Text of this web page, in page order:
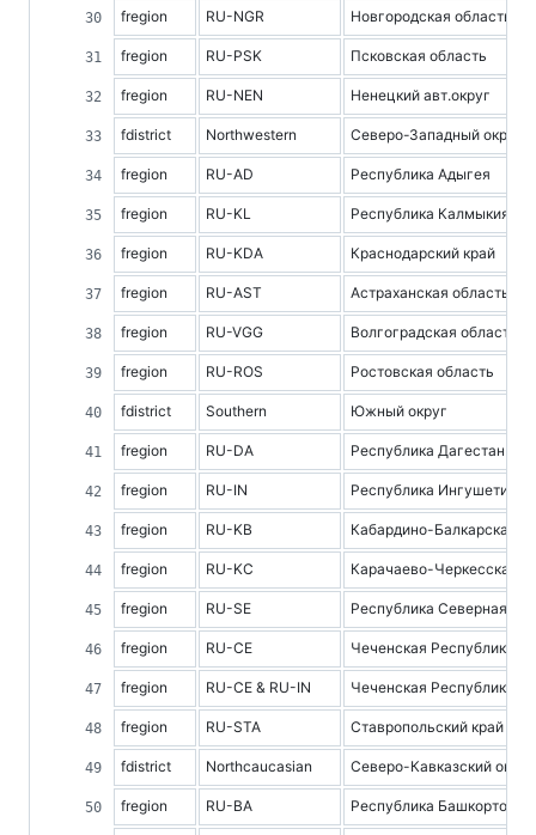
fregion RU-NGR Новгородская область
fregion RU-PSK Псковская область
fregion RU-NEN Ненецкий авт.округ
fdistrict Northwestern Северо-Западный округ
fregion RU-AD Республика Адыгея
fregion RU-KL Республика Калмыкия
fregion RU-KDA Краснодарский край
fregion RU-AST Астраханская область
fregion RU-VGG Волгоградская область
fregion RU-ROS Ростовская область
fdistrict Southern Южный округ
fregion RU-DA Республика Дагестан
fregion RU-IN Республика Ингушетия
fregion RU-KB Кабардино-Балкарская
fregion RU-KC Карачаево-Черкесская
fregion RU-SE Республика Северная
fregion RU-CE Чеченская Республика
fregion RU-CE & RU-IN Чеченская Республика и
fregion RU-STA Ставропольский край
fdistrict Northcaucasian Северо-Кавказский округ
fregion RU-BA Республика